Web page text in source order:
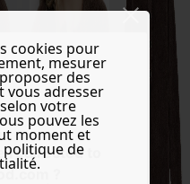
redirected to
?
cookies pour
mesurer
des
vous adresser
votre
pouvez les
moment et
de